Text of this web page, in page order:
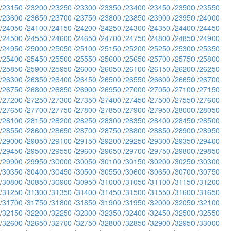
/23150 /23200 /23250 /23300 /23350 /23400 /23450 /23500 /23550
/23600 /23650 /23700 /23750 /23800 /23850 /23900 /23950 /24000
/24050 /24100 /24150 /24200 /24250 /24300 /24350 /24400 /24450
/24500 /24550 /24600 /24650 /24700 /24750 /24800 /24850 /24900
/24950 /25000 /25050 /25100 /25150 /25200 /25250 /25300 /25350
/25400 /25450 /25500 /25550 /25600 /25650 /25700 /25750 /25800
/25850 /25900 /25950 /26000 /26050 /26100 /26150 /26200 /26250
/26300 /26350 /26400 /26450 /26500 /26550 /26600 /26650 /26700
/26750 /26800 /26850 /26900 /26950 /27000 /27050 /27100 /27150
/27200 /27250 /27300 /27350 /27400 /27450 /27500 /27550 /27600
/27650 /27700 /27750 /27800 /27850 /27900 /27950 /28000 /28050
/28100 /28150 /28200 /28250 /28300 /28350 /28400 /28450 /28500
/28550 /28600 /28650 /28700 /28750 /28800 /28850 /28900 /28950
/29000 /29050 /29100 /29150 /29200 /29250 /29300 /29350 /29400
/29450 /29500 /29550 /29600 /29650 /29700 /29750 /29800 /29850
/29900 /29950 /30000 /30050 /30100 /30150 /30200 /30250 /30300
/30350 /30400 /30450 /30500 /30550 /30600 /30650 /30700 /30750
/30800 /30850 /30900 /30950 /31000 /31050 /31100 /31150 /31200
/31250 /31300 /31350 /31400 /31450 /31500 /31550 /31600 /31650
/31700 /31750 /31800 /31850 /31900 /31950 /32000 /32050 /32100
/32150 /32200 /32250 /32300 /32350 /32400 /32450 /32500 /32550
/32600 /32650 /32700 /32750 /32800 /32850 /32900 /32950 /33000